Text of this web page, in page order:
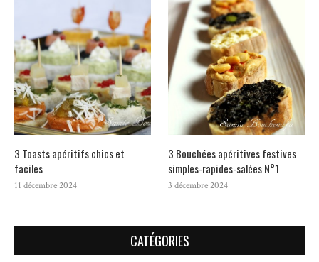
3 Toasts apéritifs chics et
faciles
11 décembre 2024
3 Bouchées apéritives festives
simples-rapides-salées N°1
3 décembre 2024
CATÉGORIES